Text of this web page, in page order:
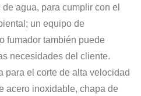
agua, para cumplir con el
un equipo de
fumador también puede
necesidades del cliente.
para el corte de alta velocidad
acero inoxidable, chapa de